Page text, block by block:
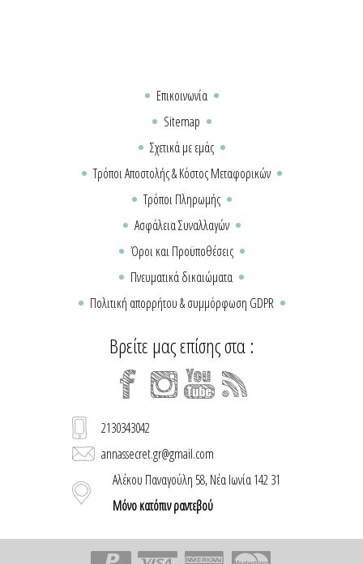
Επικοινωνία
Sitemap
Σχετικά με εμάς
Τρόποι Αποστολής & Κόστος Μεταφορικών
Τρόποι Πληρωμής
Ασφάλεια Συναλλαγών
Όροι και Προϋποθέσεις
Πνευματικά δικαιώματα
Πολιτική απορρήτου & συμμόρφωση GDPR
Βρείτε μας επίσης στα :
2130343042
annassecret.gr@gmail.com
Αλέκου Παναγούλη 58, Νέα Ιωνία 142 31
Μόνο κατόπιν ραντεβού